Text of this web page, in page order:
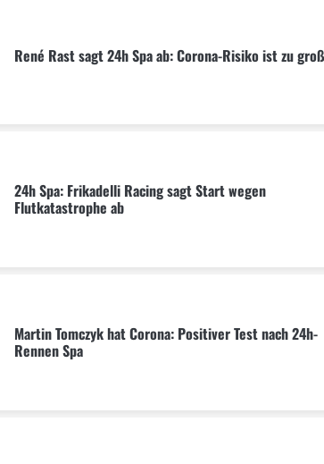
René Rast sagt 24h Spa ab: Corona-Risiko ist zu groß
24h Spa: Frikadelli Racing sagt Start wegen
Flutkatastrophe ab
Martin Tomczyk hat Corona: Positiver Test nach 24h-
Rennen Spa